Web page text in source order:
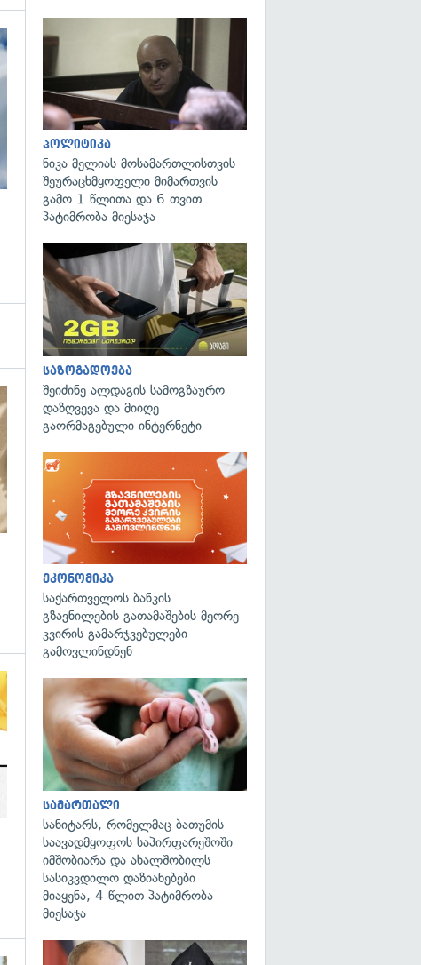
გადახედვა
პოლიტიკა
ნიკა მელიას მოსამართლისთვის
შეურაცხმყოფელი მიმართვის
გამო 1 წლითა და 6 თვით
პატიმრობა მიესაჯა
საზოგადოება
შეიძინე ალდაგის სამოგზაურო
დაზღვევა და მიიღე
გაორმაგებული ინტერნეტი
ეკონომიკა
საქართველოს ბანკის
გზავნილების გათამაშების მეორე
კვირის გამარჯვებულები
გამოვლინდნენ
სამართალი
სანიტარს, რომელმაც ბათუმის
საავადმყოფოს საპირფარეშოში
იმშობიარა და ახალშობილს
სასიკვდილო დაზიანებები
მიაყენა, 4 წლით პატიმრობა
მიესაჯა